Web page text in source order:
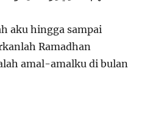
aku hingga sampai
Ramadhan
amal-amalku di bulan